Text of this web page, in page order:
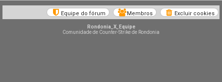
Excluir cookies
Membros
Equipe do fórum
Rondonia_X_Equipe
Comunidade de Counter-Strike de Rondonia